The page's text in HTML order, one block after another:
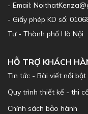
- Email:
- Giấy phép KD số:
Tư - Thành phố Hà Nội
HỖ TRỢ KHÁCH
Tin tức - Bài viết nổi bật
Quy trình thiết kế - thi
Chính sách bảo hành